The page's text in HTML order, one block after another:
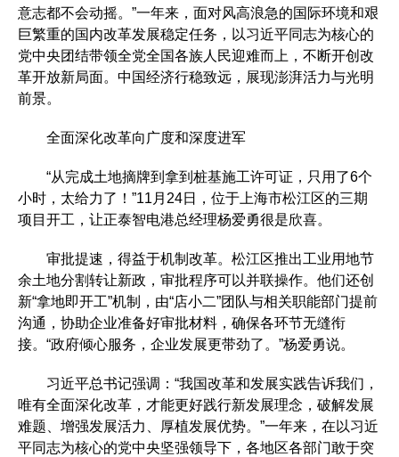
意志都不会动摇。”一年来，面对风高浪急的国际环境和艰
巨繁重的国内改革发展稳定任务，以习近平同志为核心的
党中央团结带领全党全国各族人民迎难而上，不断开创改
革开放新局面。中国经济行稳致远，展现澎湃活力与光明
前景。
全面深化改革向广度和深度进军
“从完成土地摘牌到拿到桩基施工许可证，只用了6个
小时，太给力了！”11月24日，位于上海市松江区的三期
项目开工，让正泰智电港总经理杨爱勇很是欣喜。
审批提速，得益于机制改革。松江区推出工业用地节
余土地分割转让新政，审批程序可以并联操作。他们还创
新“拿地即开工”机制，由“店小二”团队与相关职能部门提前
沟通，协助企业准备好审批材料，确保各环节无缝衔
接。“政府倾心服务，企业发展更带劲了。”杨爱勇说。
习近平总书记强调：“我国改革和发展实践告诉我们，
唯有全面深化改革，才能更好践行新发展理念，破解发展
难题、增强发展活力、厚植发展优势。”一年来，在以习近
平同志为核心的党中央坚强领导下，各地区各部门敢于突